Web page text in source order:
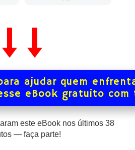
ajudar quem
eBook gratuito
este eBook nos últimos 38
— faça parte!